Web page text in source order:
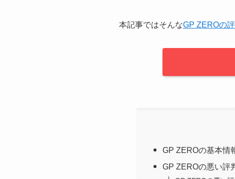
本記事ではそんなGP ZEROの評
GP ZEROの基本情
GP ZEROの悪い評